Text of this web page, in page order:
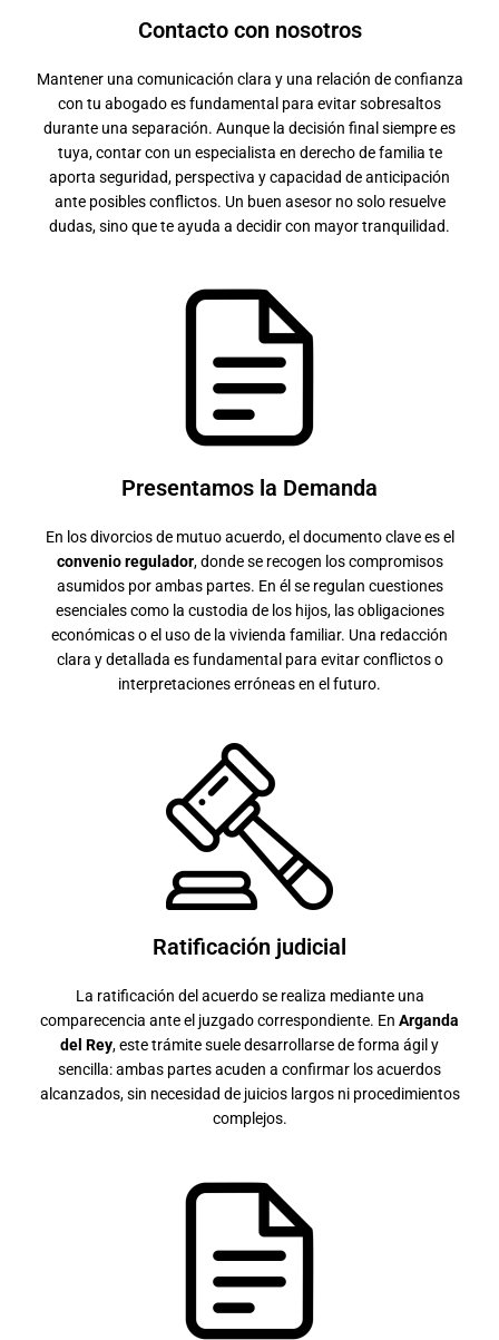
Contacto con nosotros
Mantener una comunicación clara y una relación de confianza
con tu abogado es fundamental para evitar sobresaltos
durante una separación. Aunque la decisión final siempre es
tuya, contar con un especialista en derecho de familia te
aporta seguridad, perspectiva y capacidad de anticipación
ante posibles conflictos. Un buen asesor no solo resuelve
dudas, sino que te ayuda a decidir con mayor tranquilidad.
Presentamos la Demanda
En los divorcios de mutuo acuerdo, el documento clave es el
convenio regulador, donde se recogen los compromisos
asumidos por ambas partes. En él se regulan cuestiones
esenciales como la custodia de los hijos, las obligaciones
económicas o el uso de la vivienda familiar. Una redacción
clara y detallada es fundamental para evitar conflictos o
interpretaciones erróneas en el futuro.
Ratificación judicial
La ratificación del acuerdo se realiza mediante una
comparecencia ante el juzgado correspondiente. En Arganda
del Rey, este trámite suele desarrollarse de forma ágil y
sencilla: ambas partes acuden a confirmar los acuerdos
alcanzados, sin necesidad de juicios largos ni procedimientos
complejos.